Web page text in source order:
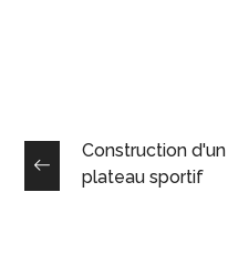
Construction d'un
plateau sportif